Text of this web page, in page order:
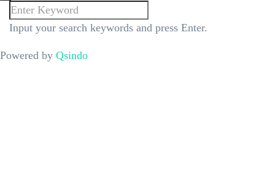
Input your search keywords and press Enter.
Powered by Qsindo